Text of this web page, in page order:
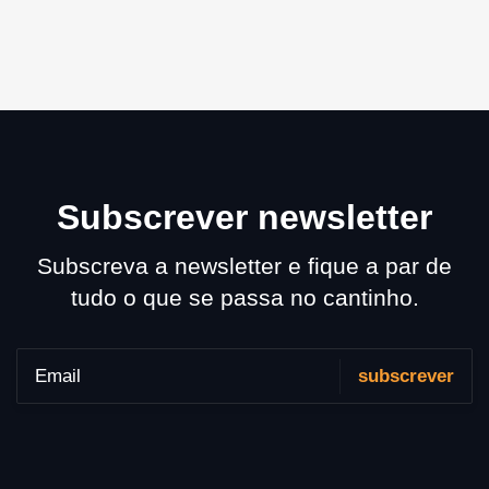
Subscrever newsletter
Subscreva a newsletter e fique a par de
tudo o que se passa no cantinho.